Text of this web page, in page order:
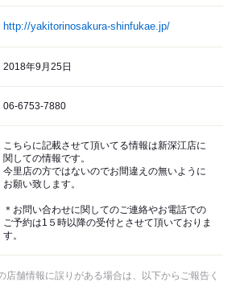
http://yakitorinosakura-shinfukae.jp/
2018年9月25日
06-6753-7880
こちらに記載させて頂いてる情報は新深江店に
関しての情報です。
今里店の方ではないのでお間違えの無いように
お願い致します。
＊お問い合わせに関してのご連絡やお電話での
ご予約は1５時以降の受付とさせて頂いておりま
す。
舗情報に誤りがある場合は、以下からご報告く